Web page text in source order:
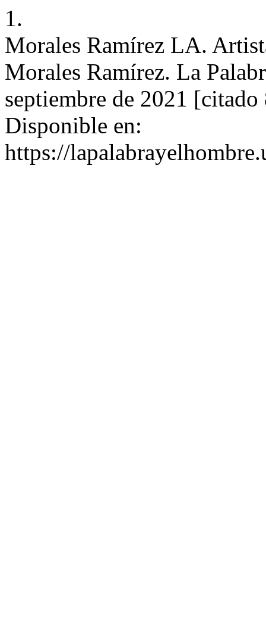
1.
Morales Ramírez LA.
Morales Ramírez. La
septiembre de 2021
Disponible en:
https://